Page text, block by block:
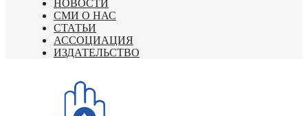
НОВОСТИ
СМИ О НАС
СТАТЬИ
АССОЦИАЦИЯ
ИЗДАТЕЛЬСТВО